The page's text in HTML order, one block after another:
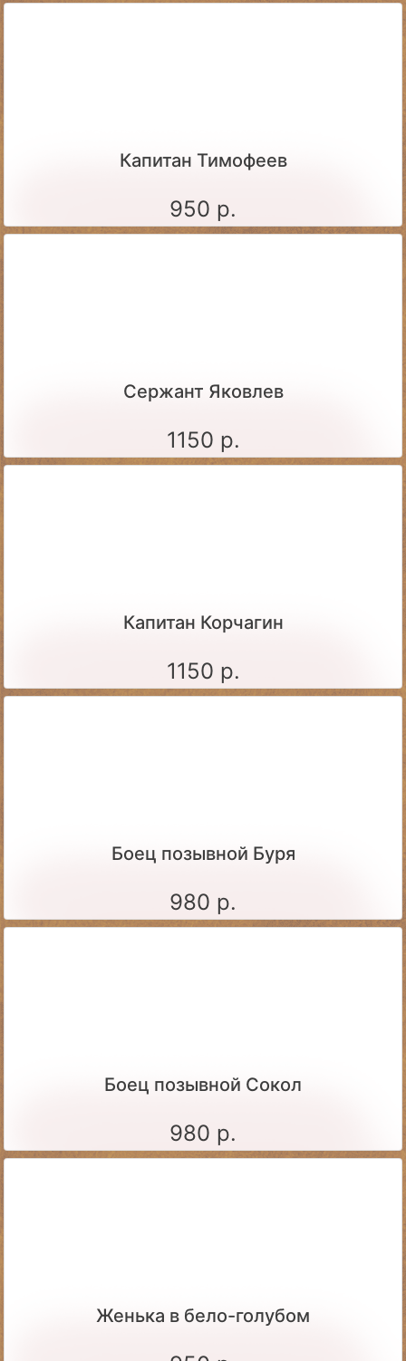
Капитан Тимофеев
950 р.
Сержант Яковлев
1150 р.
Капитан Корчагин
1150 р.
Боец позывной Буря
980 р.
Боец позывной Сокол
980 р.
Женька в бело-голубом